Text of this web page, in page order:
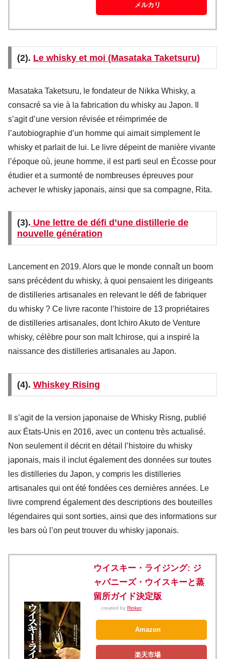
メルカリ
(2). Le whisky et moi (Masataka Taketsuru)
Masataka Taketsuru, le fondateur de Nikka Whisky, a
consacré sa vie à la fabrication du whisky au Japon. Il
s’agit d’une version révisée et réimprimée de
l’autobiographie d’un homme qui aimait simplement le
whisky et parlait de lui. Le livre dépeint de manière vivante
l’époque où, jeune homme, il est parti seul en Écosse pour
étudier et a surmonté de nombreuses épreuves pour
achever le whisky japonais, ainsi que sa compagne, Rita.
(3). Une lettre de défi d’une distillerie de
nouvelle génération
Lancement en 2019. Alors que le monde connaît un boom
sans précédent du whisky, à quoi pensaient les dirigeants
de distilleries artisanales en relevant le défi de fabriquer
du whisky ? Ce livre raconte l’histoire de 13 propriétaires
de distilleries artisanales, dont Ichiro Akuto de Venture
whisky, célèbre pour son malt Ichirose, qui a inspiré la
naissance des distilleries artisanales au Japon.
(4). Whiskey Rising
Il s’agit de la version japonaise de Whisky Risng, publié
aux États-Unis en 2016, avec un contenu très actualisé.
Non seulement il décrit en détail l’histoire du whisky
japonais, mais il inclut également des données sur toutes
les distilleries du Japon, y compris les distilleries
artisanales qui ont été fondées ces dernières années. Le
livre comprend également des descriptions des bouteilles
légendaires qui sont sorties, ainsi que des informations sur
les bars où l’on peut trouver du whisky japonais.
ウイスキー・ライジング: ジ
ャパニーズ・ウイスキーと蒸
留所ガイド決定版
created by Rinker
Amazon
楽天市場